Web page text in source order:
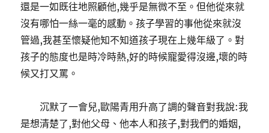
還是一如既往地照顧他,幾乎是無微不至。但他從來就
沒有哪怕一絲一毫的感動。孩子學習的事他從來就沒
管過,我甚至懷疑他知不知道孩子現在上幾年級了。對
孩子的態度也是時冷時熱,好的時候寵愛得沒邊,壞的時
候又打又罵。
沉默了一會兒,歐陽青用升高了調的聲音對我說:我
是想清楚了,對他父母、他本人和孩子,對我們的婚姻,